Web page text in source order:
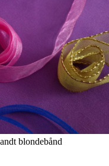
blondebånd